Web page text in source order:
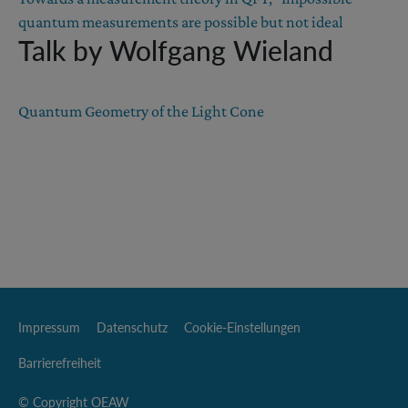
quantum measurements are possible but not ideal
Talk by Wolfgang Wieland
Quantum Geometry of the Light Cone
Impressum Datenschutz Cookie-Einstellungen
Barrierefreiheit
© Copyright OEAW